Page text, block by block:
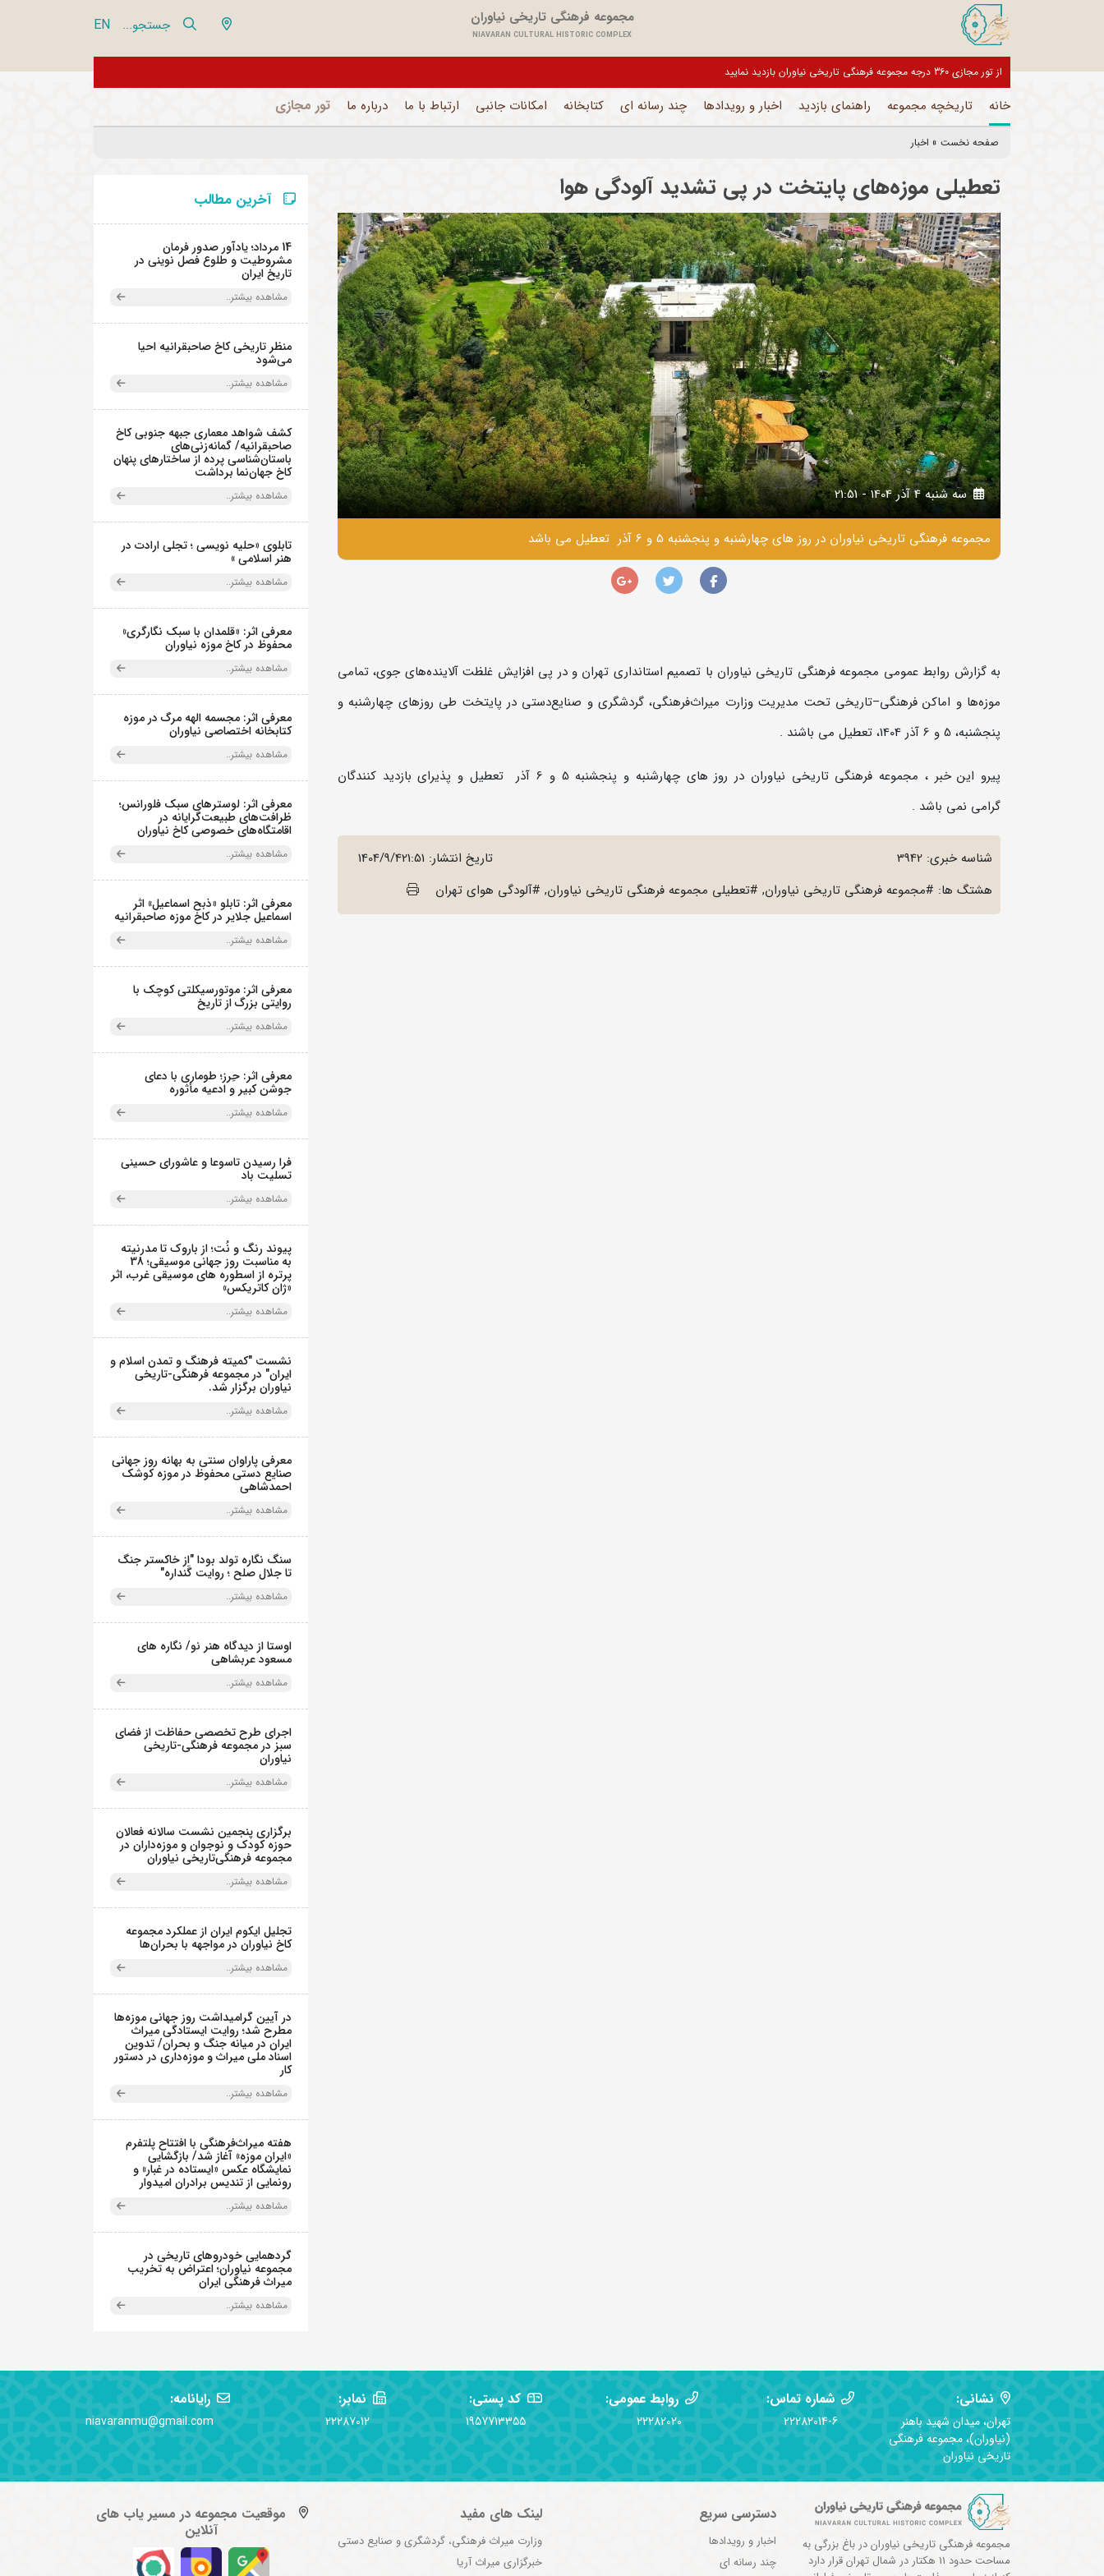
مجموعه فرهنگی تاریخی نیاوران
NIAVARAN CULTURAL HISTORIC COMPLEX جستجو... EN
مجموعه تا اطلاع ثانوی تعطیل می باشد و فقط بخش های اداری فعال است
خانه تاریخچه مجموعه راهنمای بازدید اخبار و رویدادها چند رسانه ای کتابخانه امکانات جانبی ارتباط با ما درباره ما تور مجازی
صفحه نخست » اخبار
تعطیلی موزه‌های پایتخت در پی تشدید آلودگی هوا
سه شنبه 4 آذر 1404 - 21:51
مجموعه فرهنگی تاریخی نیاوران در روز های چهارشنبه و پنجشنبه 5 و 6 آذر تعطیل می باشد
به گزارش روابط عمومی مجموعه فرهنگی تاریخی نیاوران با تصمیم استانداری تهران و در پی افزایش غلظت آلاینده‌های جوی، تمامی
موزه‌ها و اماکن فرهنگی–تاریخی تحت مدیریت وزارت میراث‌فرهنگی، گردشگری و صنایع‌دستی در پایتخت طی روزهای چهارشنبه و
پنجشنبه، 5 و 6 آذر 1404، تعطیل می‌ باشند .
پیرو این خبر ، مجموعه فرهنگی تاریخی نیاوران در روز های چهارشنبه و پنجشنبه 5 و 6 آذر تعطیل و پذیرای بازدید کنندگان
گرامی نمی باشد .
شناسه خبری: 3942 تاریخ انتشار: 1404/9/421:51
هشتگ ها: #مجموعه فرهنگی تاریخی نیاوران, #تعطیلی مجموعه فرهنگی تاریخی نیاوران, #آلودگی هوای تهران
آخرین مطالب
14 مرداد؛ یادآور صدور فرمان
مشروطیت و طلوع فصل نوینی در
تاریخ ایران
مشاهده بیشتر..
منظر تاریخی کاخ صاحبقرانیه احیا
می‌شود
مشاهده بیشتر..
کشف شواهد معماری جبهه جنوبی کاخ
صاحبقرانیه/ گمانه‌زنی‌های
باستان‌شناسی پرده از ساختارهای پنهان
کاخ جهان‌نما برداشت
مشاهده بیشتر..
تابلوی «حلیه نویسی ؛ تجلی ارادت در
هنر اسلامی »
مشاهده بیشتر..
معرفی اثر: «قلمدان با سبک نگارگری»
محفوظ در کاخ موزه نیاوران
مشاهده بیشتر..
معرفی اثر: مجسمه الهه مرگ در موزه
کتابخانه اختصاصی نیاوران
مشاهده بیشتر..
معرفی اثر: لوسترهای سبک فلورانس؛
ظرافت‌های طبیعت‌گرایانه در
اقامتگاه‌های خصوصی کاخ نیاوران
مشاهده بیشتر..
معرفی اثر: تابلو «ذبح اسماعیل» اثر
اسماعیل جلایر در کاخ موزه صاحبقرانیه
مشاهده بیشتر..
معرفی اثر: موتورسیکلتی کوچک با
روایتی بزرگ از تاریخ
مشاهده بیشتر..
معرفی اثر: حِرز؛ طوماری با دعای
جوشن کبیر و ادعیه مأثوره
مشاهده بیشتر..
فرا رسیدن تاسوعا و عاشورای حسینی
تسلیت باد
مشاهده بیشتر..
پیوند رنگ و نُت؛ از باروک تا مدرنیته
به مناسبت روز جهانی موسیقی؛ 38
پرتره از اسطوره های موسیقی غرب، اثر
«ژان کاتریکس»
مشاهده بیشتر..
نشست "کمیته فرهنگ و تمدن اسلام و
ایران" در مجموعه فرهنگی‌-تاریخی
نیاوران برگزار شد.
مشاهده بیشتر..
معرفی پاراوان سنتی به بهانه روز جهانی
صنایع دستی محفوظ در موزه کوشک
احمدشاهی
مشاهده بیشتر..
سنگ نگاره تولد بودا "از خاکستر جنگ
تا جلال صلح ؛ روایت گَنداره"
مشاهده بیشتر..
اوستا از دیدگاه هنر نو/ نگاره های
مسعود عربشاهی
مشاهده بیشتر..
اجرای طرح تخصصی حفاظت از فضای
سبز در مجموعه فرهنگی-تاریخی
نیاوران
مشاهده بیشتر..
برگزاری پنجمین نشست سالانه فعالان
حوزه کودک و نوجوان و موزه‌داران در
مجموعه فرهنگی‌تاریخی نیاوران
مشاهده بیشتر..
تجلیل ایکوم ایران از عملکرد مجموعه
کاخ نیاوران در مواجهه با بحران‌ها
مشاهده بیشتر..
در آیین گرامیداشت روز جهانی موزه‌ها
مطرح شد؛ روایت ایستادگی میراث
ایران در میانه جنگ و بحران/ تدوین
اسناد ملی میراث و موزه‌داری در دستور
کار
مشاهده بیشتر..
هفته میراث‌فرهنگی با افتتاح پلتفرم
«ایران موزه» آغاز شد/ بازگشایی
نمایشگاه عکس «ایستاده در غبار» و
رونمایی از تندیس برادران امیدوار
مشاهده بیشتر..
گردهمایی خودروهای تاریخی در
مجموعه نیاوران؛ اعتراض به تخریب
میراث فرهنگی ایران
مشاهده بیشتر..
نشانی:
تهران، میدان شهید باهنر
(نیاوران)، مجموعه فرهنگی
تاریخی نیاوران
شماره تماس:
22282014-6
روابط عمومی:
22282020
کد پستی:
1957713355
نمابر:
22287012
رایانامه:
niavaranmu@gmail.com
مجموعه فرهنگی تاریخی نیاوران در باغ بزرگی به
مساحت حدود 11 هکتار در شمال تهران قرار دارد
دسترسی سریع
اخبار و رویدادها
چند رسانه ای
لینک های مفید
وزارت میراث فرهنگی، گردشگری و صنایع دستی
خبرگزاری میراث آریا
موقعیت مجموعه در مسیر یاب های
آنلاین